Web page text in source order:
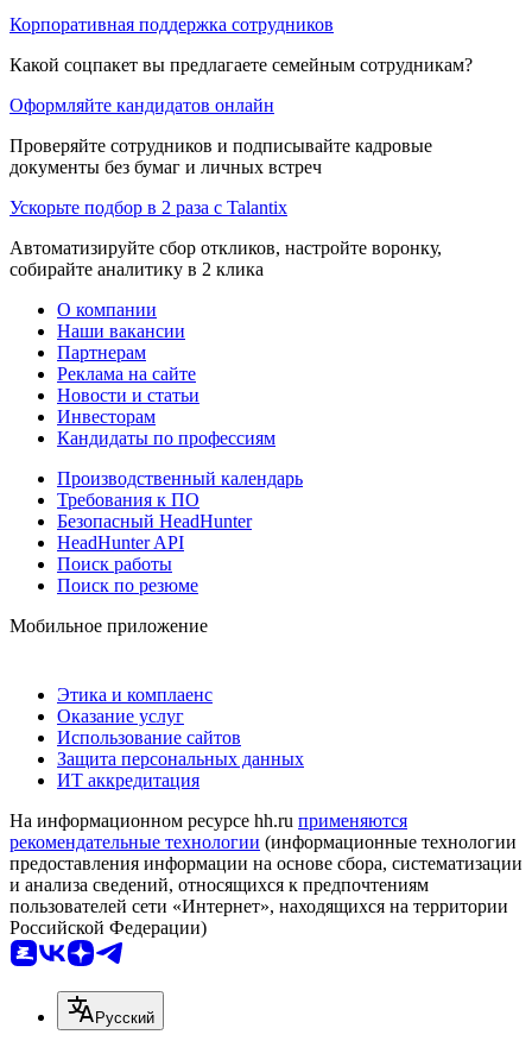
Корпоративная поддержка сотрудников
Какой соцпакет вы предлагаете семейным сотрудникам?
Оформляйте кандидатов онлайн
Проверяйте сотрудников и подписывайте кадровые
документы без бумаг и личных встреч
Ускорьте подбор в 2 раза с Talantix
Автоматизируйте сбор откликов, настройте воронку,
собирайте аналитику в 2 клика
О компании
Наши вакансии
Партнерам
Реклама на сайте
Новости и статьи
Инвесторам
Кандидаты по профессиям
Производственный календарь
Требования к ПО
Безопасный HeadHunter
HeadHunter API
Поиск работы
Поиск по резюме
Мобильное приложение
Этика и комплаенс
Оказание услуг
Использование сайтов
Защита персональных данных
ИТ аккредитация
На информационном ресурсе hh.ru применяются
рекомендательные технологии (информационные технологии
предоставления информации на основе сбора, систематизации
и анализа сведений, относящихся к предпочтениям
пользователей сети «Интернет», находящихся на территории
Российской Федерации)
Русский